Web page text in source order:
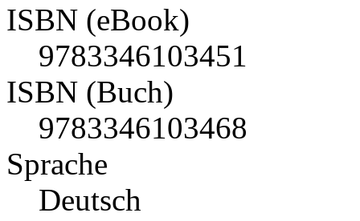
ISBN (eBook)
9783346103451
ISBN (Buch)
9783346103468
Sprache
Deutsch